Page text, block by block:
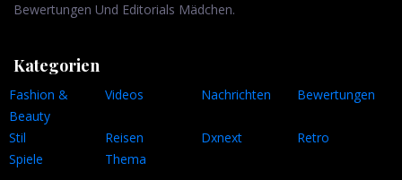
Bewertungen Und Editorials Mädchen.
Kategorien
Fashion &
Beauty
Videos Nachrichten Bewertungen
Stil Reisen Dxnext
Retro
Spiele
Thema